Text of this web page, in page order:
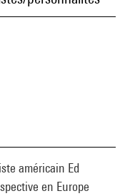
américain Ed
en Europe